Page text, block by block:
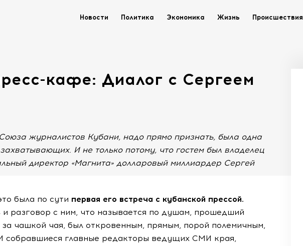
Новости Политика Экономика Жизнь Происшествия
кафе: Диалог с Сергеем
журналистов Кубани, надо прямо признать, была одна
И не только потому, что гостем был владелец
директор «Магнита» долларовый миллиардер Сергей
была по сути первая его встреча с кубанской прессой.
и разговор с ним, что называется по душам, прошедший
за чашкой чая, был откровенным, прямым, порой полемичным,
собравшиеся главные редакторы ведущих СМИ края,